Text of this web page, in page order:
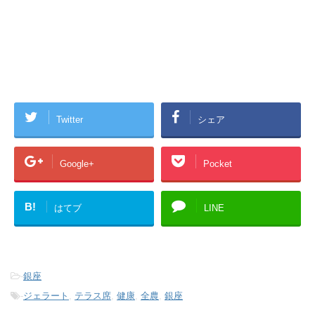
Twitter シェア
Google+ Pocket
B! はてブ LINE
-銀座
-ジェラート , テラス席, 健康, 全農, 銀座